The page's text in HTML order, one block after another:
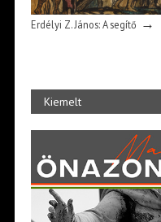
Erdélyi Z. János: A segítő →
Kiemelt